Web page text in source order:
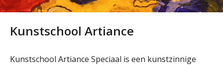
Kunstschool Artiance
Kunstschool Artiance Speciaal is een kunstzinnige